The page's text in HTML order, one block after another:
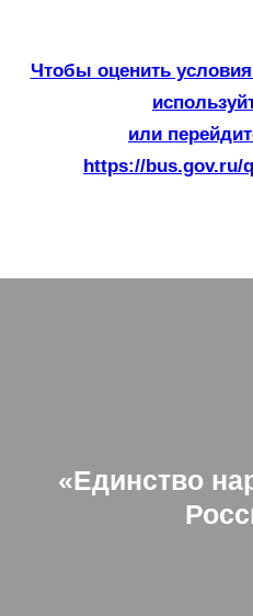
Чтобы оценить
или
https://bus.gov.ru/
«Единство